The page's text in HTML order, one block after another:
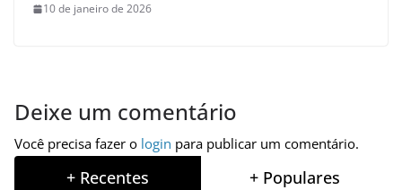
10 de janeiro de 2026
Deixe um comentário
Você precisa fazer o login para publicar um comentário.
+ Recentes + Populares